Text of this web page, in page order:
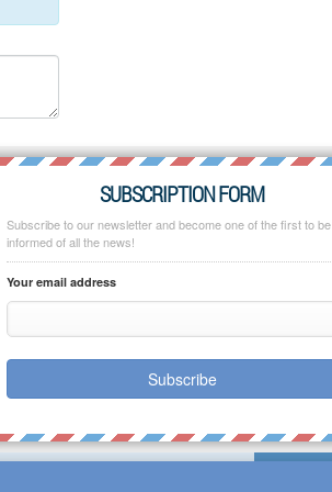
SUBSCRIPTION FORM
Subscribe to our newsletter and become one of the first to be
informed of all the news!
Your email address
Subscribe